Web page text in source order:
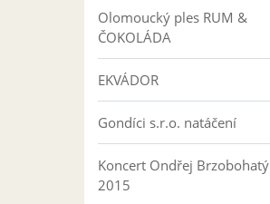
Olomoucký ples RUM &
ČOKOLÁDA
EKVÁDOR
Gondíci s.r.o. natáčení
Koncert Ondřej Brzobohatý
2015